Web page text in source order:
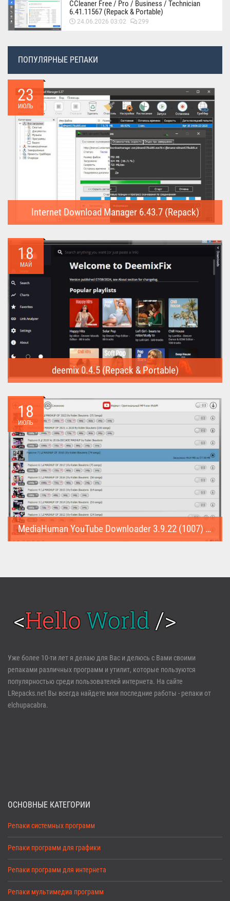
CCleaner Free / Pro / Business / Technician
6.41.11567 (Repack & Portable)
24.06.2026 03:02 299
ПОПУЛЯРНЫЕ РЕПАКИ
23
ИЮЛЬ
Internet Download Manager 6.43.7 (Repack)
предназначена для...
18
МАЙ
deemix 0.4.5 (Repack & Portable)
треки...
18
ИЮЛЬ
MediaHuman YouTube Downloader 3.9.22 (1007) (Repack & Portable)
Войти
Регистрация
Забыли пароль?
Уже более 10-ти лет я делаю для Вас и делюсь с Вами своими
репаками различных программ и утилит, которые пользуются
популярностью среди пользователей интернета. На сайте
LRepacks.net Вы всегда найдете мои последние работы - репаки от
elchupacabra.
ОСНОВНЫЕ КАТЕГОРИИ
Репаки системных программ
Репаки программ для графики
Репаки программ для интернета
Репаки мультимедиа программ